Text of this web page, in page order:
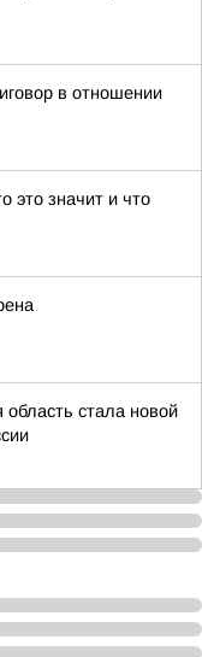
в отношении
это значит и что
стала новой